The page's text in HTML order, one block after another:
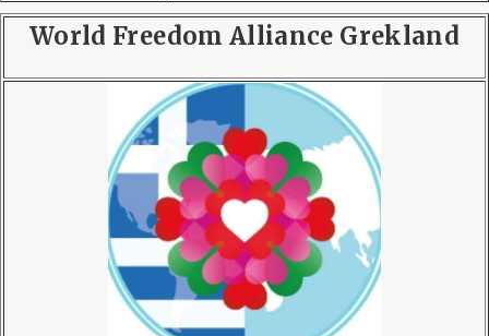
World Freedom Alliance Grekland